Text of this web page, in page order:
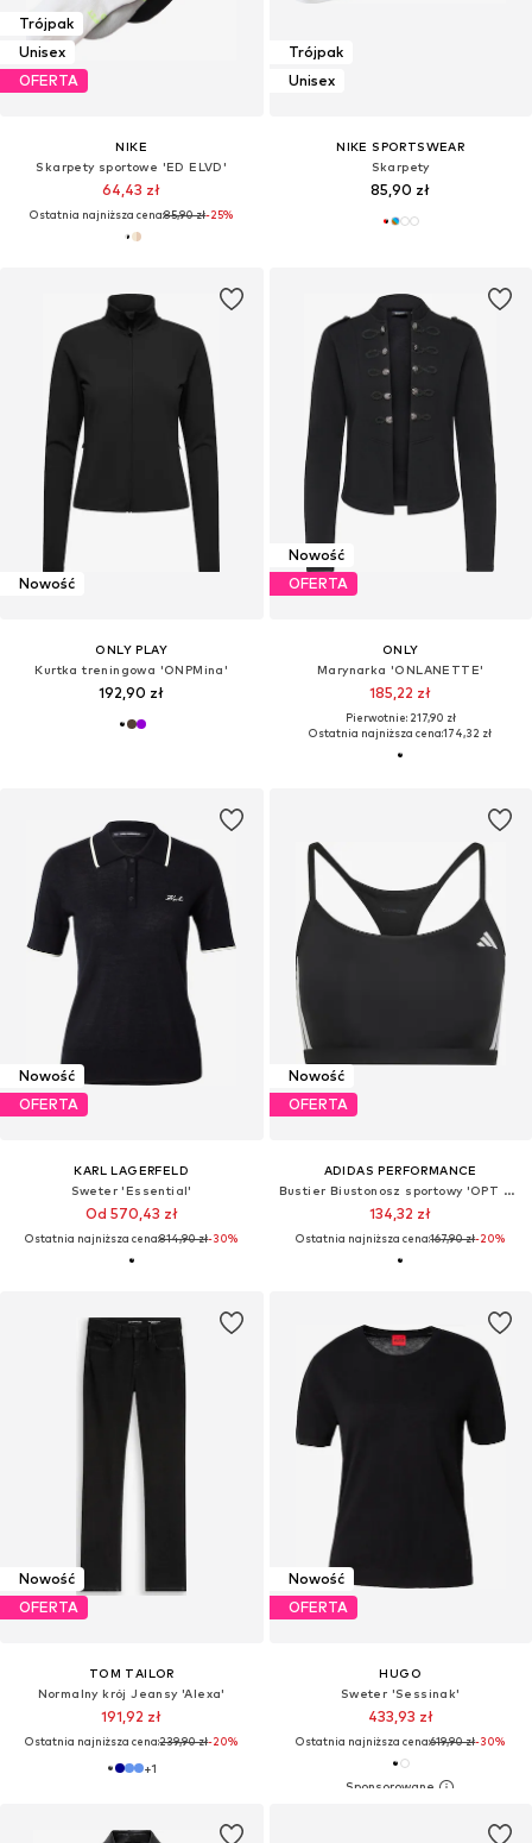
Trójpak
Unisex
OFERTA
NIKE
Skarpety sportowe 'ED ELVD'
64,43 zł
Ostatnia najniższa cena:85,90 zł-25%
Trójpak
Unisex
NIKE SPORTSWEAR
Skarpety
85,90 zł
Nowość
ONLY PLAY
Kurtka treningowa 'ONPMina'
192,90 zł
Nowość
OFERTA
ONLY
Marynarka 'ONLANETTE'
185,22 zł
Pierwotnie: 217,90 zł
Ostatnia najniższa cena:174,32 zł
Nowość
OFERTA
KARL LAGERFELD
Sweter 'Essential'
Od 570,43 zł
Ostatnia najniższa cena:814,90 zł-30%
Nowość
OFERTA
ADIDAS PERFORMANCE
Bustier Biustonosz sportowy 'OPT ESS'
134,32 zł
Ostatnia najniższa cena:167,90 zł-20%
Nowość
OFERTA
TOM TAILOR
Normalny krój Jeansy 'Alexa'
191,92 zł
Ostatnia najniższa cena:239,90 zł-20%
+1
Nowość
OFERTA
HUGO
Sweter 'Sessinak'
433,93 zł
Ostatnia najniższa cena:619,90 zł-30%